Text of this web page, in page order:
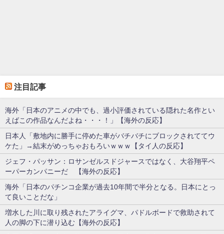
注目記事
海外「日本のアニメの中でも、過小評価されている隠れた名作とい
えばこの作品なんだよね・・・！」【海外の反応】
日本人「敷地内に勝手に停めた車がバチバチにブロックされててウ
ケた」→結末がめっちゃおもろいｗｗｗ【タイ人の反応】
ジェフ・パッサン：ロサンゼルスドジャースではなく、大谷翔平ペ
ーパーカンパニーだ 【海外の反応】
海外「日本のパチンコ企業が過去10年間で半分となる。日本にとっ
て良いことだな」
増水した川に取り残されたアライグマ、パドルボードで救助されて
人の脚の下に潜り込む【海外の反応】